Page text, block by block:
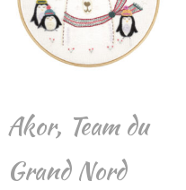
Akor, Team du
Grand Nord